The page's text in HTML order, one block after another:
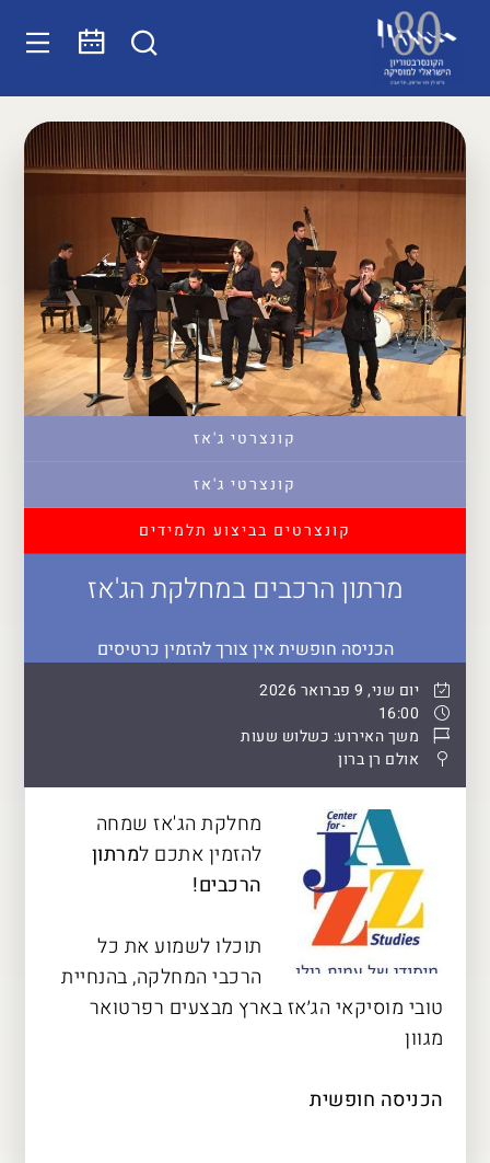
קונצרטי ג'אז
קונצרטי ג'אז
קונצרטים בביצוע תלמידים
מרתון הרכבים במחלקת הג'אז
הכניסה חופשית אין צורך להזמין כרטיסים
יום שני, 9 פברואר 2026
16:00
משך האירוע: כשלוש שעות
אולם רן ברון
מחלקת הג'אז שמחה
להזמין אתכם למרתון
הרכבים!
תוכלו לשמוע את כל
הרכבי המחלקה, בהנחיית
טובי מוסיקאי הג׳אז בארץ מבצעים רפרטואר
מגוון
הכניסה חופשית